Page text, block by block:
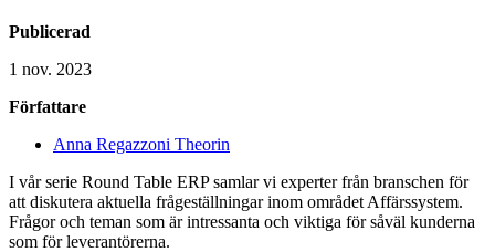
Publicerad
1 nov. 2023
Författare
Anna Regazzoni Theorin
I vår serie Round Table ERP samlar vi experter från branschen för
att diskutera aktuella frågeställningar inom området Affärssystem.
Frågor och teman som är intressanta och viktiga för såväl kunderna
som för leverantörerna.